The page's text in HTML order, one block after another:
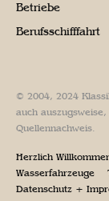
Betriebe
Berufsschifffahrt
© 2004, 2024
auch
Quellennachweis.
Herzlich
Wasserfahrzeuge
Datenschutz +